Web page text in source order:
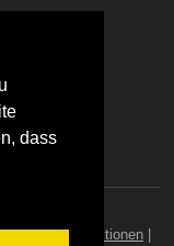
dass
Aktionen|